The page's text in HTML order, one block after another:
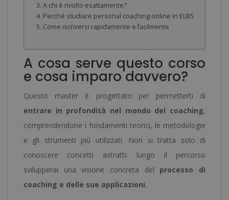
A chi è rivolto esattamente?
Perché studiare personal coaching online in ELBS
Come iscriversi rapidamente e facilmente
A cosa serve questo corso
e cosa imparo davvero?
Questo master è progettato per permetterti di
entrare in profondità nel mondo del coaching,
comprendendone i fondamenti teorici, le metodologie
e gli strumenti più utilizzati. Non si tratta solo di
conoscere concetti astratti: lungo il percorso
svilupperai una visione concreta del processo di
coaching e delle sue applicazioni.